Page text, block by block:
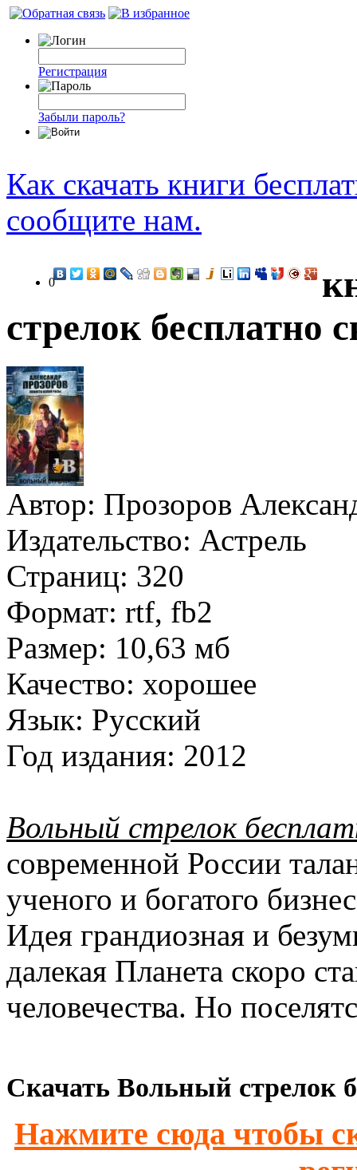
Регистрация
Забыли пароль?
Как скачать книги
сообщите нам.
0
стрелок бесплатно
Автор: Прозоров
Издательство: Астрель
Страниц: 320
Формат: rtf, fb2
Размер: 10,63 мб
Качество: хорошее
Язык: Русский
Год издания: 2012
Вольный стрелок
современной России
ученого и богатого
Идея грандиозная и
далекая Планета скоро
человечества. Но
Скачать Вольный стрелок
Нажмите сюда чтобы